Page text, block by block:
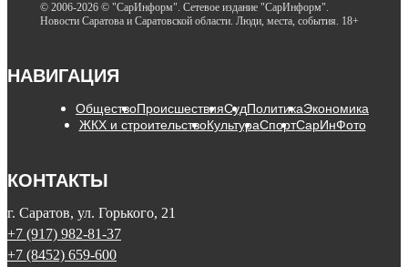
© 2006-2026 © "СарИнформ". Сетевое издание "СарИнформ".
Новости Саратова и Саратовской области. Люди, места, события. 18+
НАВИГАЦИЯ
ОбществоПроисшествияСудПолитикаЭкономика
ЖКХ и строительствоКультураСпортСарИнФото
КОНТАКТЫ
г. Саратов, ул. Горького, 21
+7 (917) 982-81-37
+7 (8452) 659-600